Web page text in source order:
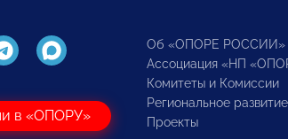
в «ОПОРУ»
Об «ОПОРЕ РОССИИ»
Ассоциация «НП
Комитеты и Комиссии
Региональное развитие
Проекты